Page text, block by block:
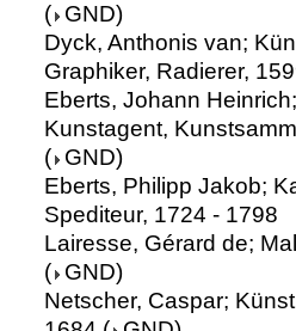
( GND)
Dyck, Anthonis van;
Graphiker, Radierer,
Eberts, Johann
Kunstagent,
( GND)
Eberts, Philipp Jakob;
Spediteur, 1724 - 1798
Lairesse, Gérard de;
( GND)
Netscher, Caspar;